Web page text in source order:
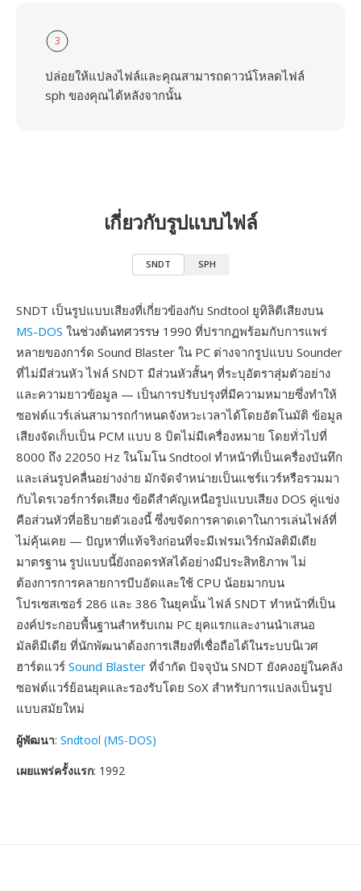
3
ปล่อยให้แปลงไฟล์และคุณสามารถดาวน์โหลดไฟล์
sph ของคุณได้หลังจากนั้น
เกี่ยวกับรูปแบบไฟล์
SNDT SPH
SNDT เป็นรูปแบบเสียงที่เกี่ยวข้องกับ Sndtool ยูทิลิตีเสียงบน
MS-DOS ในช่วงต้นทศวรรษ 1990 ที่ปรากฏพร้อมกับการแพร่
หลายของการ์ด Sound Blaster ใน PC ต่างจากรูปแบบ Sounder
ที่ไม่มีส่วนหัว ไฟล์ SNDT มีส่วนหัวสั้นๆ ที่ระบุอัตราสุ่มตัวอย่าง
และความยาวข้อมูล — เป็นการปรับปรุงที่มีความหมายซึ่งทำให้
ซอฟต์แวร์เล่นสามารถกำหนดจังหวะเวลาได้โดยอัตโนมัติ ข้อมูล
เสียงจัดเก็บเป็น PCM แบบ 8 บิตไม่มีเครื่องหมาย โดยทั่วไปที่
8000 ถึง 22050 Hz ในโมโน Sndtool ทำหน้าที่เป็นเครื่องบันทึก
และเล่นรูปคลื่นอย่างง่าย มักจัดจำหน่ายเป็นแชร์แวร์หรือรวมมา
กับไดรเวอร์การ์ดเสียง ข้อดีสำคัญเหนือรูปแบบเสียง DOS คู่แข่ง
คือส่วนหัวที่อธิบายตัวเองนี้ ซึ่งขจัดการคาดเดาในการเล่นไฟล์ที่
ไม่คุ้นเคย — ปัญหาที่แท้จริงก่อนที่จะมีเฟรมเวิร์กมัลติมีเดีย
มาตรฐาน รูปแบบนี้ยังถอดรหัสได้อย่างมีประสิทธิภาพ ไม่
ต้องการการคลายการบีบอัดและใช้ CPU น้อยมากบน
โปรเซสเซอร์ 286 และ 386 ในยุคนั้น ไฟล์ SNDT ทำหน้าที่เป็น
องค์ประกอบพื้นฐานสำหรับเกม PC ยุคแรกและงานนำเสนอ
มัลติมีเดีย ที่นักพัฒนาต้องการเสียงที่เชื่อถือได้ในระบบนิเวศ
ฮาร์ดแวร์ Sound Blaster ที่จำกัด ปัจจุบัน SNDT ยังคงอยู่ในคลัง
ซอฟต์แวร์ย้อนยุคและรองรับโดย SoX สำหรับการแปลงเป็นรูป
แบบสมัยใหม่
ผู้พัฒนา: Sndtool (MS-DOS)
เผยแพร่ครั้งแรก: 1992